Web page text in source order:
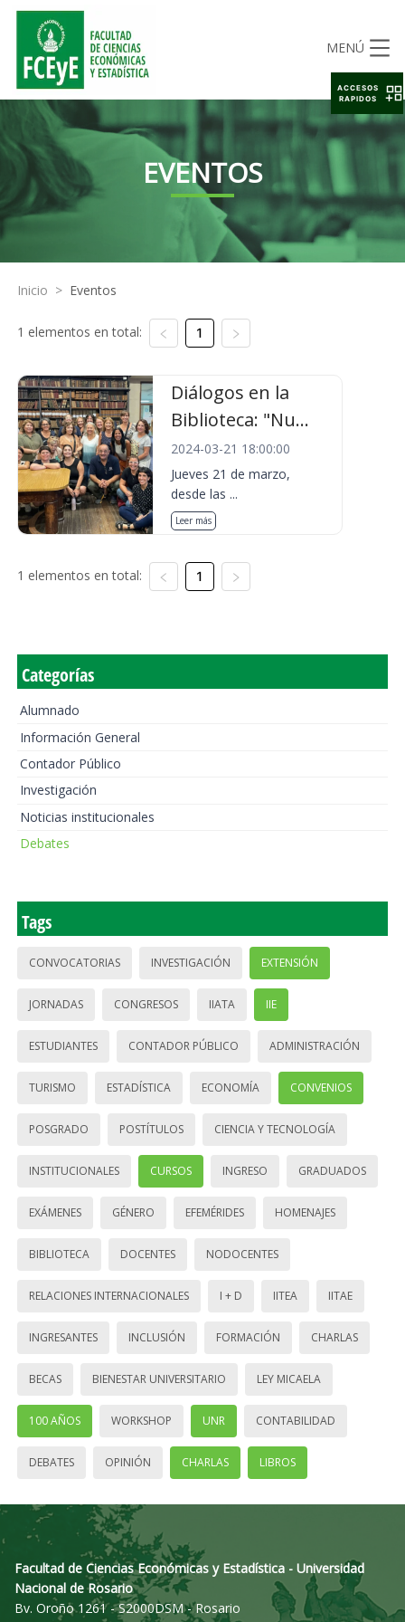
MENÚ
EVENTOS
Inicio > Eventos
1 elementos en total: 1
Diálogos en la
Biblioteca: "Nu...
2024-03-21 18:00:00
Jueves 21 de marzo,
desde las ...
Leer más
1 elementos en total: 1
Categorías
Alumnado
Información General
Contador Público
Investigación
Noticias institucionales
Debates
Tags
CONVOCATORIAS INVESTIGACIÓN EXTENSIÓN
JORNADAS CONGRESOS IIATA IIE
ESTUDIANTES CONTADOR PÚBLICO ADMINISTRACIÓN
TURISMO ESTADÍSTICA ECONOMÍA CONVENIOS
POSGRADO POSTÍTULOS CIENCIA Y TECNOLOGÍA
INSTITUCIONALES CURSOS INGRESO GRADUADOS
EXÁMENES GÉNERO EFEMÉRIDES HOMENAJES
BIBLIOTECA DOCENTES NODOCENTES
RELACIONES INTERNACIONALES I + D IITEA IITAE
INGRESANTES INCLUSIÓN FORMACIÓN CHARLAS
BECAS BIENESTAR UNIVERSITARIO LEY MICAELA
100 AÑOS WORKSHOP UNR CONTABILIDAD
DEBATES OPINIÓN CHARLAS LIBROS
Facultad de Ciencias Económicas y Estadística - Universidad
Nacional de Rosario
Bv. Oroño 1261 - S2000DSM - Rosario
ACCESOS
RAPIDOS